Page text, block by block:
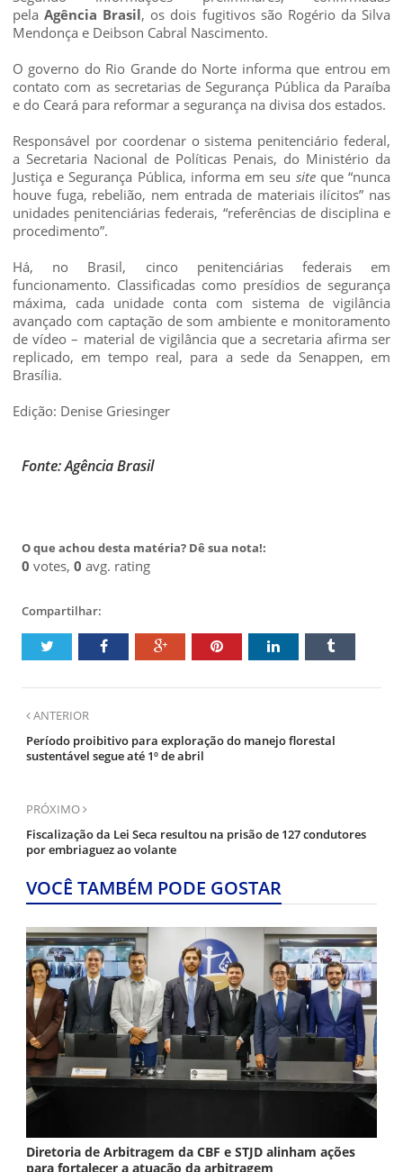
pelaAgência Brasil, os dois fugitivos são Rogério da Silva
Mendonça e Deibson Cabral Nascimento.
O governo do Rio Grande do Norte informa que entrou em
contato com as secretarias de Segurança Pública da Paraíba
e do Ceará para reformar a segurança na divisa dos estados.
Responsável por coordenar o sistema penitenciário federal,
a Secretaria Nacional de Políticas Penais, do Ministério da
Justiça e Segurança Pública, informa em seu siteque “nunca
houve fuga, rebelião, nem entrada de materiais ilícitos” nas
unidades penitenciárias federais, “referências de disciplina e
procedimento”.
Há, no Brasil, cinco penitenciárias federais em
funcionamento. Classificadas como presídios de segurança
máxima, cada unidade conta com sistema de vigilância
avançado com captação de som ambiente e monitoramento
de vídeo – material de vigilância que a secretaria afirma ser
replicado, em tempo real, para a sede da Senappen, em
Brasília.
Edição: Denise Griesinger
Fonte: Agência Brasil
O que achou desta matéria? Dê sua nota!:
0 votes, 0 avg. rating
Compartilhar:
ANTERIOR
Período proibitivo para exploração do manejo florestal
sustentável segue até 1º de abril
PRÓXIMO
Fiscalização da Lei Seca resultou na prisão de 127 condutores
por embriaguez ao volante
VOCÊ TAMBÉM PODE GOSTAR
Diretoria de Arbitragem da CBF e STJD alinham ações
para fortalecer a atuação da arbitragem